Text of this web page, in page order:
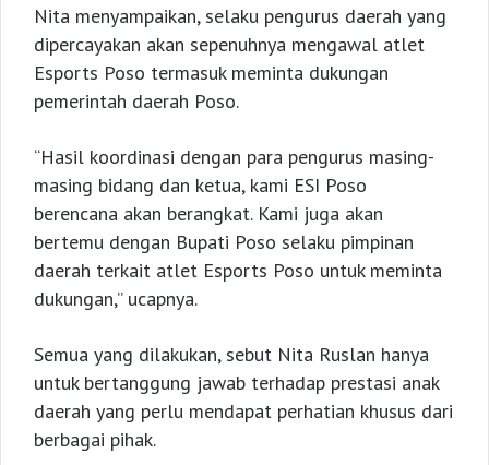
Nita menyampaikan, selaku pengurus daerah yang
dipercayakan akan sepenuhnya mengawal atlet
Esports Poso termasuk meminta dukungan
pemerintah daerah Poso.
“Hasil koordinasi dengan para pengurus masing-
masing bidang dan ketua, kami ESI Poso
berencana akan berangkat. Kami juga akan
bertemu dengan Bupati Poso selaku pimpinan
daerah terkait atlet Esports Poso untuk meminta
dukungan,” ucapnya.
Semua yang dilakukan, sebut Nita Ruslan hanya
untuk bertanggung jawab terhadap prestasi anak
daerah yang perlu mendapat perhatian khusus dari
berbagai pihak.